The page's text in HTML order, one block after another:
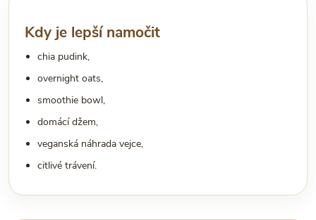
Kdy je lepší namočit
chia pudink,
overnight oats,
smoothie bowl,
domácí džem,
veganská náhrada vejce,
citlivé trávení.